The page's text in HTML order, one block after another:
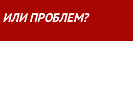
ИЛИПРОБЛЕМ?